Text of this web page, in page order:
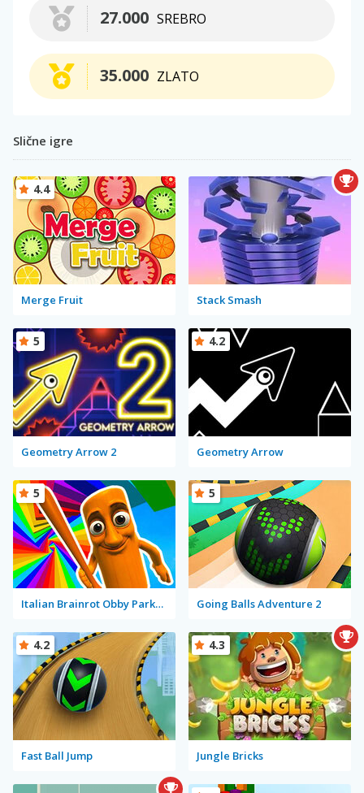
SREBRO
27.000
ZLATO
35.000
Slične igre
Merge Fruit
4.4
Stack Smash
Geometry Arrow 2
5
Geometry Arrow
4.2
Italian Brainrot Obby Parkour
5
Going Balls Adventure 2
5
Fast Ball Jump
4.2
Jungle Bricks
4.3